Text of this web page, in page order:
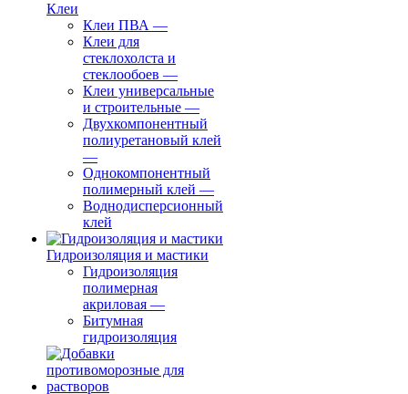
Клеи
Клеи ПВА —
Клеи для
стеклохолста и
стеклообоев —
Клеи универсальные
и строительные —
Двухкомпонентный
полиуретановый клей
—
Однокомпонентный
полимерный клей —
Воднодисперсионный
клей
Гидроизоляция и мастики
Гидроизоляция
полимерная
акриловая —
Битумная
гидроизоляция